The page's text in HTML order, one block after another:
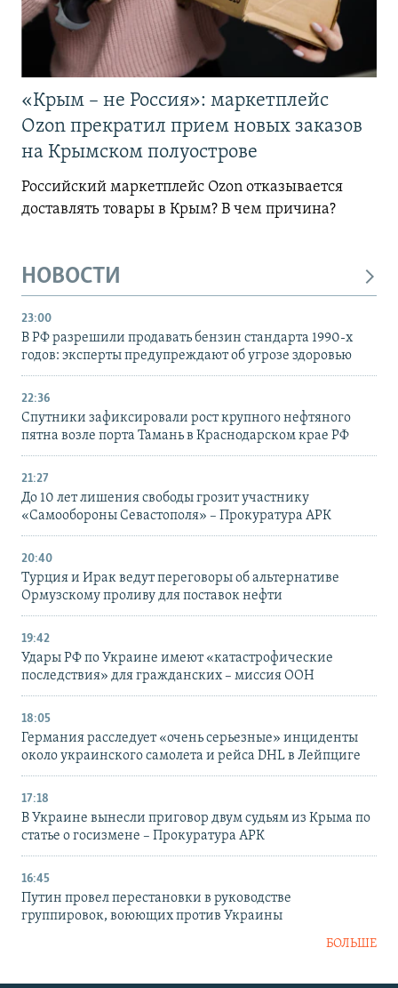
«Крым – не Россия»: маркетплейс
Ozon прекратил прием новых заказов
на Крымском полуострове
Российский маркетплейс Ozon отказывается
доставлять товары в Крым? В чем причина?
НОВОСТИ
23:00
В РФ разрешили продавать бензин стандарта 1990-х
годов: эксперты предупреждают об угрозе здоровью
22:36
Спутники зафиксировали рост крупного нефтяного
пятна возле порта Тамань в Краснодарском крае РФ
21:27
До 10 лет лишения свободы грозит участнику
«Самообороны Севастополя» – Прокуратура АРК
20:40
Турция и Ирак ведут переговоры об альтернативе
Ормузскому проливу для поставок нефти
19:42
Удары РФ по Украине имеют «катастрофические
последствия» для гражданских – миссия ООН
18:05
Германия расследует «очень серьезные» инциденты
около украинского самолета и рейса DHL в Лейпциге
17:18
В Украине вынесли приговор двум судьям из Крыма по
статье о госизмене – Прокуратура АРК
16:45
Путин провел перестановки в руководстве
группировок, воюющих против Украины
БОЛЬШЕ